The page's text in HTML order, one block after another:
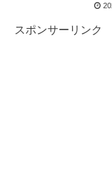
スポンサーリンク